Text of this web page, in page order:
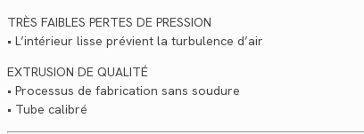
TRÈS FAIBLES PERTES DE PRESSION
• L’intérieur lisse prévient la turbulence d’air
EXTRUSION DE QUALITÉ
• Processus de fabrication sans soudure
• Tube calibré